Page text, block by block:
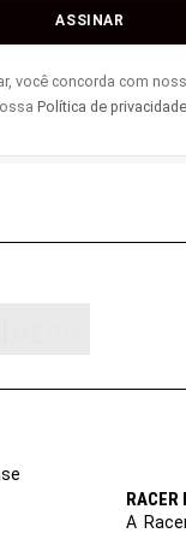
você concorda com
Política de privacidade
RACER
A